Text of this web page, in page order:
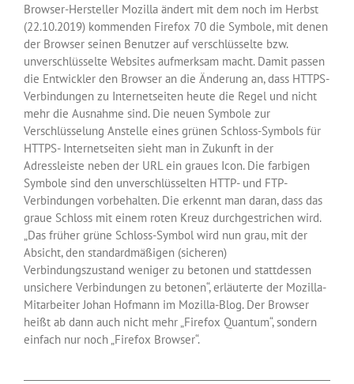
Browser-Hersteller Mozilla ändert mit dem noch im Herbst
(22.10.2019) kommenden Firefox 70 die Symbole, mit denen
der Browser seinen Benutzer auf verschlüsselte bzw.
unverschlüsselte Websites aufmerksam macht. Damit passen
die Entwickler den Browser an die Änderung an, dass HTTPS-
Verbindungen zu Internetseiten heute die Regel und nicht
mehr die Ausnahme sind. Die neuen Symbole zur
Verschlüsselung Anstelle eines grünen Schloss-Symbols für
HTTPS- Internetseiten sieht man in Zukunft in der
Adressleiste neben der URL ein graues Icon. Die farbigen
Symbole sind den unverschlüsselten HTTP- und FTP-
Verbindungen vorbehalten. Die erkennt man daran, dass das
graue Schloss mit einem roten Kreuz durchgestrichen wird.
„Das früher grüne Schloss-Symbol wird nun grau, mit der
Absicht, den standardmäßigen (sicheren)
Verbindungszustand weniger zu betonen und stattdessen
unsichere Verbindungen zu betonen“, erläuterte der Mozilla-
Mitarbeiter Johan Hofmann im Mozilla-Blog. Der Browser
heißt ab dann auch nicht mehr „Firefox Quantum“, sondern
einfach nur noch „Firefox Browser“.